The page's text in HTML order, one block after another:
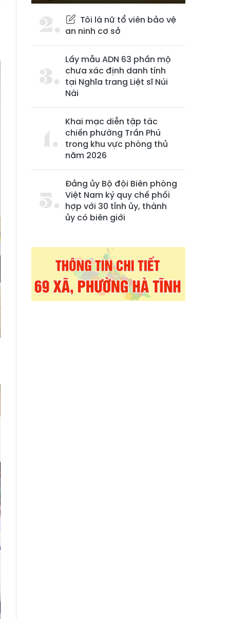
Tôi là nữ tổ viên bảo vệ
an ninh cơ sở
Lấy mẫu ADN 63 phần mộ
chưa xác định danh tính
tại Nghĩa trang Liệt sĩ Núi
Nài
Khai mạc diễn tập tác
chiến phường Trần Phú
trong khu vực phòng thủ
năm 2026
Đảng ủy Bộ đội Biên phòng
Việt Nam ký quy chế phối
hợp với 30 tỉnh ủy, thành
ủy có biên giới